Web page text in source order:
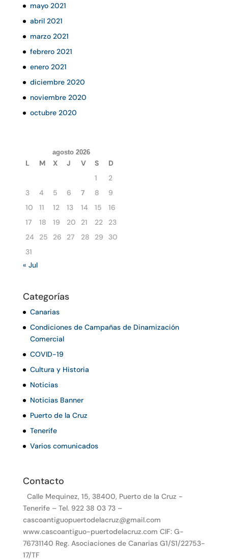
mayo 2021
abril 2021
marzo 2021
febrero 2021
enero 2021
diciembre 2020
noviembre 2020
octubre 2020
agosto 2026
L M X J V S
D
1
2
3
4 5 6 7 8
9
10
11 12 13 14 15
16
17
18 19 20 21 22
23
24
25 26 27 28 29
30
31
« Jul
Categorías
Canarias
Condiciones de Campañas de Dinamización
Comercial
COVID-19
Cultura y Historia
Noticias
Noticias Banner
Puerto de la Cruz
Tenerife
Varios comunicados
Contacto
Calle Mequinez, 15, 38400, Puerto de la Cruz -
Tenerife – Tel. 922 38 03 73 –
cascoantiguopuertodelacruz@gmail.com
www.cascoantiguo-puertodelacruz.com CIF: G-
76731140 Reg. Asociaciones de Canarias G1/S1/22753-
17/TF